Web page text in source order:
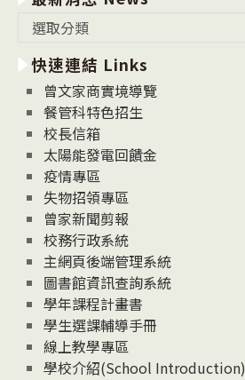
消
息
News
選取分類
快速連結 Links
曾文家商實境導覽
餐管科特色招生
校長信箱
太陽能發電回饋金
疫情專區
失物招領專區
曾家新聞剪報
校務行政系統
主網頁後端管理系統
圖書館資訊查詢系統
學年課程計畫書
學生選課輔導手冊
線上教學專區
學校介紹(School Introduction)